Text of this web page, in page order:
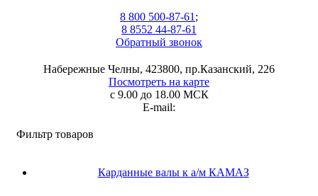
8 800 500-87-61 ;
8 8552 44-87-61
Обратный звонок
Набережные Челны, 423800, пр.Казанский, 226
Посмотреть на карте
с 9.00 до 18.00 МСК
E-mail:
Фильтр товаров
Карданные валы к а/м КАМАЗ